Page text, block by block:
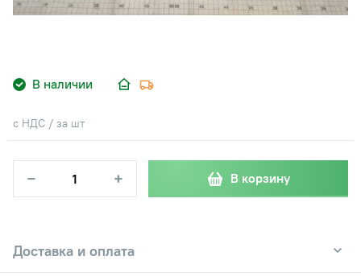
В наличии
с НДС / за шт
− + В корзину
Доставка и оплата